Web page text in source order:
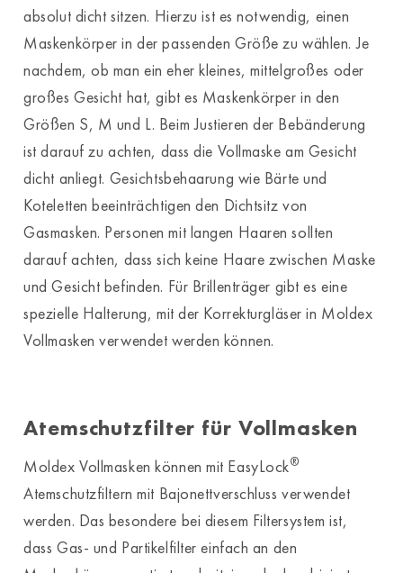
absolut dicht sitzen. Hierzu ist es notwendig, einen
Maskenkörper in der passenden Größe zu wählen. Je
nachdem, ob man ein eher kleines, mittelgroßes oder
großes Gesicht hat, gibt es Maskenkörper in den
Größen S, M und L. Beim Justieren der Bebänderung
ist darauf zu achten, dass die Vollmaske am Gesicht
dicht anliegt. Gesichtsbehaarung wie Bärte und
Koteletten beeinträchtigen den Dichtsitz von
Gasmasken. Personen mit langen Haaren sollten
darauf achten, dass sich keine Haare zwischen Maske
und Gesicht befinden. Für Brillenträger gibt es eine
spezielle Halterung, mit der Korrekturgläser in Moldex
Vollmasken verwendet werden können.
Atemschutzfilter für Vollmasken
Moldex Vollmasken können mit EasyLock®
Atemschutzfiltern mit Bajonettverschluss verwendet
werden. Das besondere bei diesem Filtersystem ist,
dass Gas- und Partikelfilter einfach an den